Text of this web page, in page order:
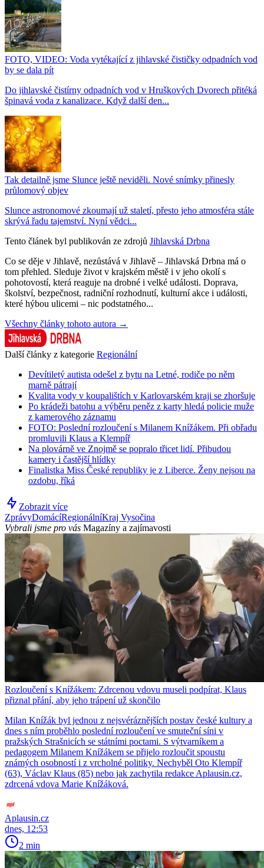
FOTO, VIDEO: Voda vytékající z jihlavské čističky odpadních vod
by se dala pít
Do jihlavské čistírny odpadních vod v Hruškových Dvorech přitéká
špinavá voda z kanalizace. Když další den...
Tak detailně jsme Slunce ještě neviděli. Nové snímky přinesly
průlomový objev
Slunce astronomové zkoumají už staletí, přesto jeho atmosféra stále
skrývá řadu tajemství. Nyní vědci...
Tento článek byl publikován ze zdrojů Jihlavská Drbna
Co se děje v Jihlavě, nezůstává v Jihlavě – Jihlavská Drbna má o
tom přehled. Sleduje život v krajském městě i v jeho okolí s
pohotovostí, která reaguje na drobné i velké události. Doprava,
školství, bezpečnost, radniční rozhodnutí, kulturní akce i události,
které hýbou ulicemi – nic podstatného...
Všechny články tohoto autora →
Další články z kategorie Regionální
Devítiletý autista odešel z bytu na Letné, rodiče po něm
marně pátrají
Kvalita vody v koupalištích v Karlovarském kraji se zhoršuje
Po krádeži batohu a výběru peněz z karty hledá policie muže
z kamerového záznamu
FOTO: Poslední rozloučení s Milanem Knížákem. Při obřadu
promluvili Klaus a Klempíř
Na plovárně ve Znojmě se popralo třicet lidí. Přibudou
kamery i častější hlídky
Finalistka Miss České republiky je z Liberce. Ženy nejsou na
ozdobu, říká
Zobrazit více
ZprávyDomácíRegionálníKraj Vysočina
Vybrali jsme pro vás Magazíny a zajímavosti
Rozloučení s Knížákem: Zdrcenou vdovu museli podpírat, Klaus
přiznal přání, aby jeho trápení už skončilo
Milan Knížák byl jednou z nejsvéráznějších postav české kultury a
dnes s ním proběhlo poslední rozloučení ve smuteční síni v
pražských Strašnicích se státními poctami. S výtvarníkem a
pedagogem Milanem Knížákem se přijelo rozloučit spoustu
známých osobností i z vrcholné politiky. Nechyběl Oto Klempíř
(63), Václav Klaus (85) nebo jak zachytila redakce Aplausin.cz,
zdrcená vdova Marie Knížáková.
Aplausin.cz
dnes, 12:53
2 min